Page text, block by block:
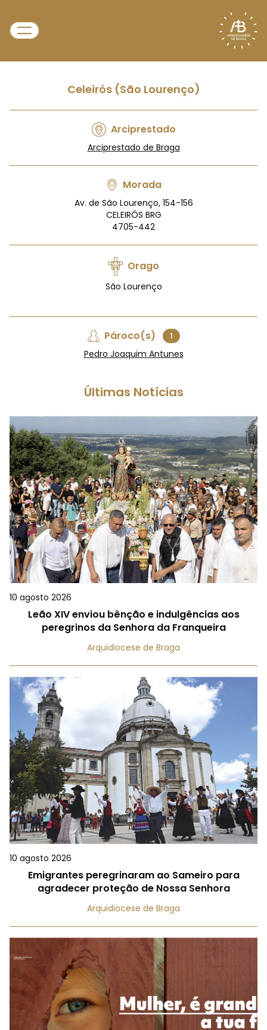
Celeirós (São Lourenço)
Arciprestado
Arciprestado de Braga
Morada
Av. de São Lourenço, 154-156
CELEIRÓS BRG
4705-442
Orago
São Lourenço
Pároco(s) 1
Pedro Joaquim Antunes
Últimas Notícias
10 agosto 2026
Leão XIV enviou bênção e indulgências aos
peregrinos da Senhora da Franqueira
Arquidiocese de Braga
10 agosto 2026
Emigrantes peregrinaram ao Sameiro para
agradecer proteção de Nossa Senhora
Arquidiocese de Braga